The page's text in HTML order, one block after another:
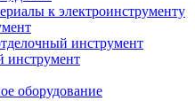
к электроинструменту
инструмент
инструмент
оборудование